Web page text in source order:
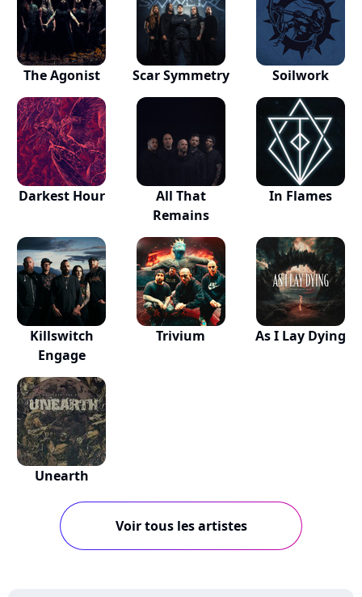
The Agonist Scar Symmetry Soilwork
Darkest Hour
All That
Remains
In Flames
Killswitch
Engage
Trivium As I Lay Dying
Unearth
Voir tous les artistes